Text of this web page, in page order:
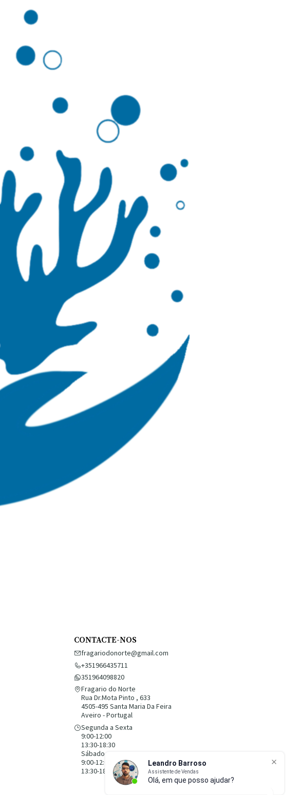
CONTACTE-NOS
fragariodonorte@gmail.com
+351966435711
351964098820
Fragario do Norte
Rua Dr.Mota Pinto , 633
4505-495 Santa Maria Da Feira
Aveiro - Portugal
Segunda a Sexta
9:00-12:00
13:30-18:30
Sábado
9:00-12:00
13:30-18:30